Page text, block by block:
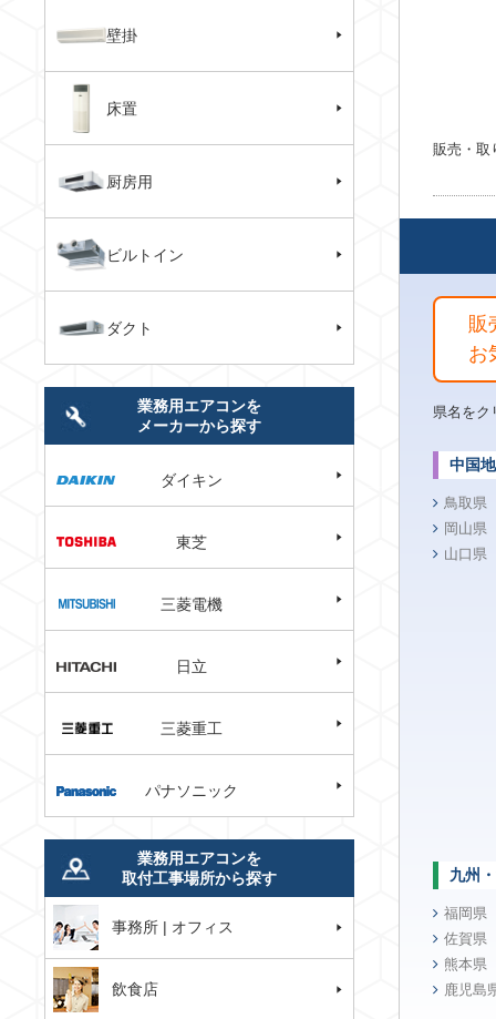
販売・取
販
お
県名をク
中国
鳥取県
岡山県
山口県
九州
福岡県
佐賀県
熊本県
鹿児島
壁掛
床置
厨房用
ビルトイン
ダクト
業務用エアコンを
メーカーから探す
ダイキン
東芝
三菱電機
日立
三菱重工
パナソニック
業務用エアコンを
取付工事場所から探す
事務所 | オフィス
飲食店